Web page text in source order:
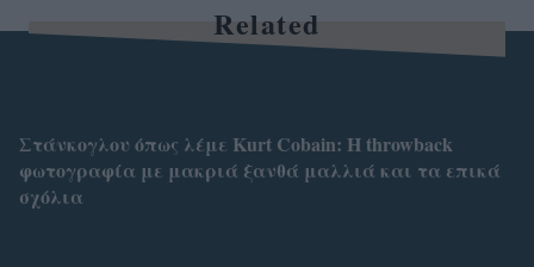
Related
Στάνκογλου όπως λέμε Kurt Cobain: H throwback
φωτογραφία με μακριά ξανθά μαλλιά και τα επικά
σχόλια